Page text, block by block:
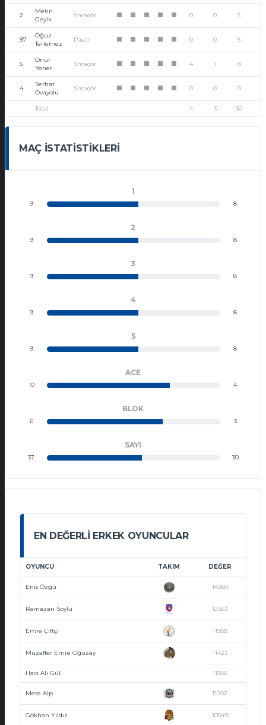
2
Metin
Geyik
Smaçör 0 0 5
97
Oğuz
Terlemez
Pasör 0 0 5
5
Onur
Yener
Smaçör 4 1 8
4
Serhat
Ovayolu
Smaçör 0 0 0
Total 4 3 30
MAÇ İSTATISTIKLERI
1
9 8
2
9 8
3
9 8
4
9 8
5
9 8
ACE
10 4
BLOK
6 3
SAYI
37 30
EN DEĞERLI ERKEK OYUNCULAR
OYUNCU TAKIM DEĞER
Enis Özgü 14360
Ramazan Soylu 12563
Emre Çiftçi 11938
Muzaffer Emre Oğuzay 11423
Hacı Ali Gül 11386
Mete Alp 11002
Gökhan Yıldız 10549